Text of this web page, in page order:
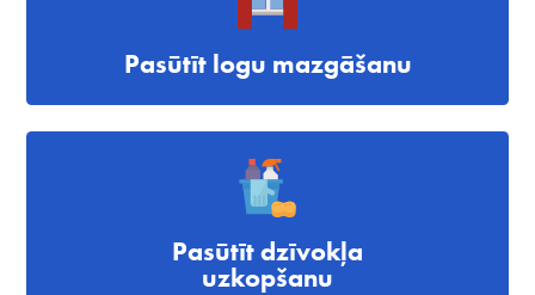
Pasūtīt logu mazgāšanu
Pasūtīt dzīvokļa
uzkopšanu